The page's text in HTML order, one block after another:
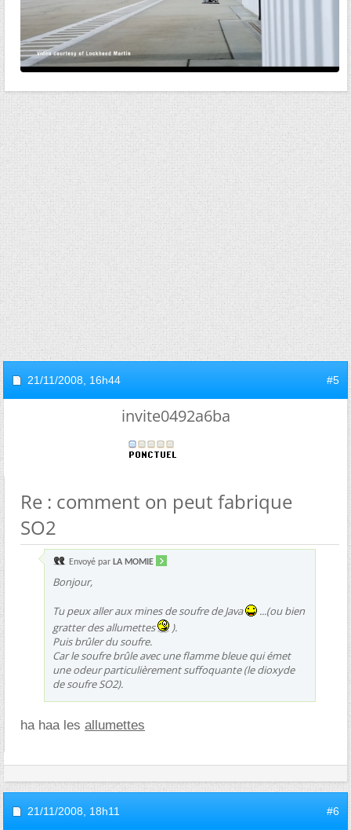
21/11/2008, 16h44 #5
invite0492a6ba
Re : comment on peut fabrique
SO2
Envoyé par LA MOMIE
Bonjour,
Tu peux aller aux mines de soufre de Java
...(ou bien
gratter des allumettes
).
Puis brûler du soufre.
Car le soufre brûle avec une flamme bleue qui émet
une odeur particulièrement suffoquante (le dioxyde
de soufre SO2).
ha haa les allumettes
21/11/2008, 18h11 #6